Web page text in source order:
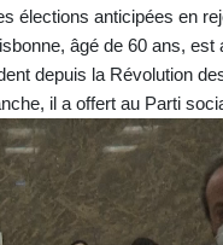
élections anticipées en
âgé de 60 ans,
depuis la Révolution
il a offert au Parti